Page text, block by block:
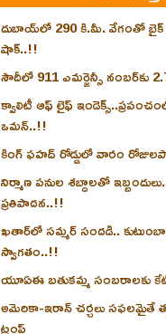
దుబాయ్‌లో 290 కి.మీ. వేగంతో బైక్‌ పై
షాక్..!!
సౌదీలో 911 ఎమర్జెన్సీ నంబర్‌కు
క్వాలిటీ ఆఫ్ లైఫ్
ఒమన్..!!
కింగ్ ఫహద్ రోడ్డులో వారం
నిర్మాణ పనుల శబ్దాలతో
ప్రతిపాదన..!!
ఖతార్‌లో సమ్మర్ సందడి..
స్వాగతం..!!
యూఏఈ బతుకమ్మ సంబరాలకు
అమెరికా-ఇరాన్ చర్చలు సఫలమైతే
ట్రంప్